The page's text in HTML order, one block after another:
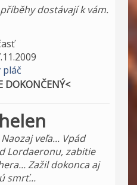
dostávají k vám.
pláč
DOKONČENÝ<
veľa... Vpád
Lordaeronu, zabitie
Zažil dokonca aj
smrť...